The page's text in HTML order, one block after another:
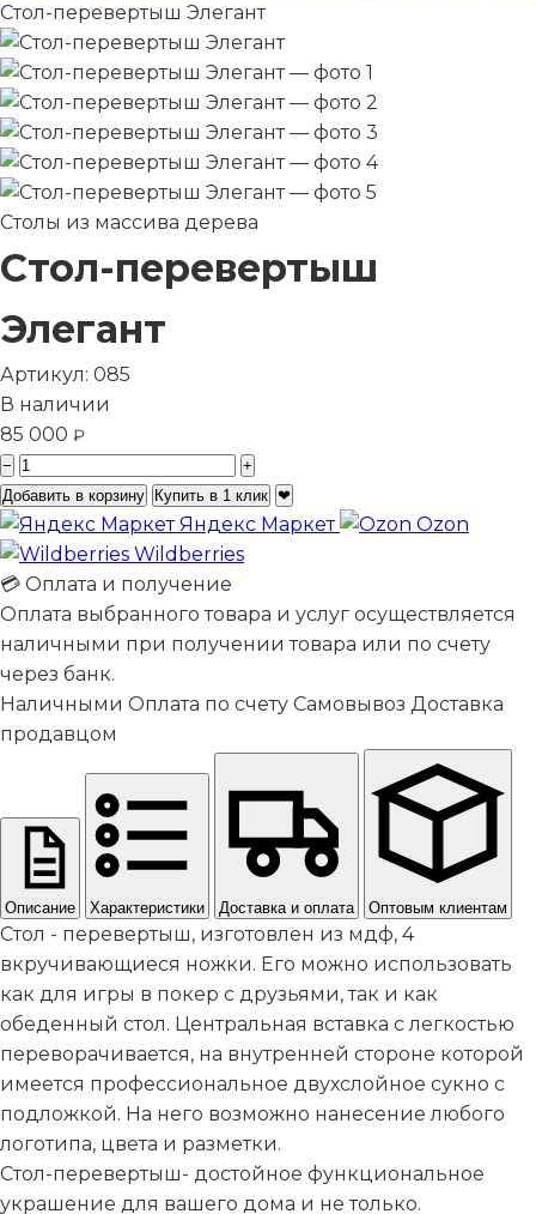
Стол-перевертыш Элегант
Столы из массива дерева
Стол-перевертыш
Элегант
Артикул: 085
В наличии
85 000 ₽
−
+
Добавить в корзину
Купить в 1 клик ❤
Яндекс Маркет
Ozon
Wildberries
💳 Оплата и получение
Оплата выбранного товара и услуг осуществляется
наличными при получении товара или по счету
через банк.
Наличными Оплата по счету Самовывоз Доставка
продавцом
Описание Характеристики Доставка и оплата Оптовым клиентам
Стол - перевертыш, изготовлен из мдф, 4
вкручивающиеся ножки. Его можно использовать
как для игры в покер с друзьями, так и как
обеденный стол. Центральная вставка с легкостью
переворачивается, на внутренней стороне которой
имеется профессиональное двухслойное сукно с
подложкой. На него возможно нанесение любого
логотипа, цвета и разметки.
Стол-перевертыш- достойное функциональное
украшение для вашего дома и не только.